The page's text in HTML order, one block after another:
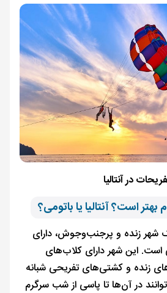
در آنتالیا
است؟ آنتالیا یا باتومی؟
یک شهر زنده و پرجنب‌وجوش، دارای
است. این شهر دارای کلاب‌های
زنده و کشتی‌های تفریحی شبانه
در آن‌ها تا پاسی از شب سرگرم